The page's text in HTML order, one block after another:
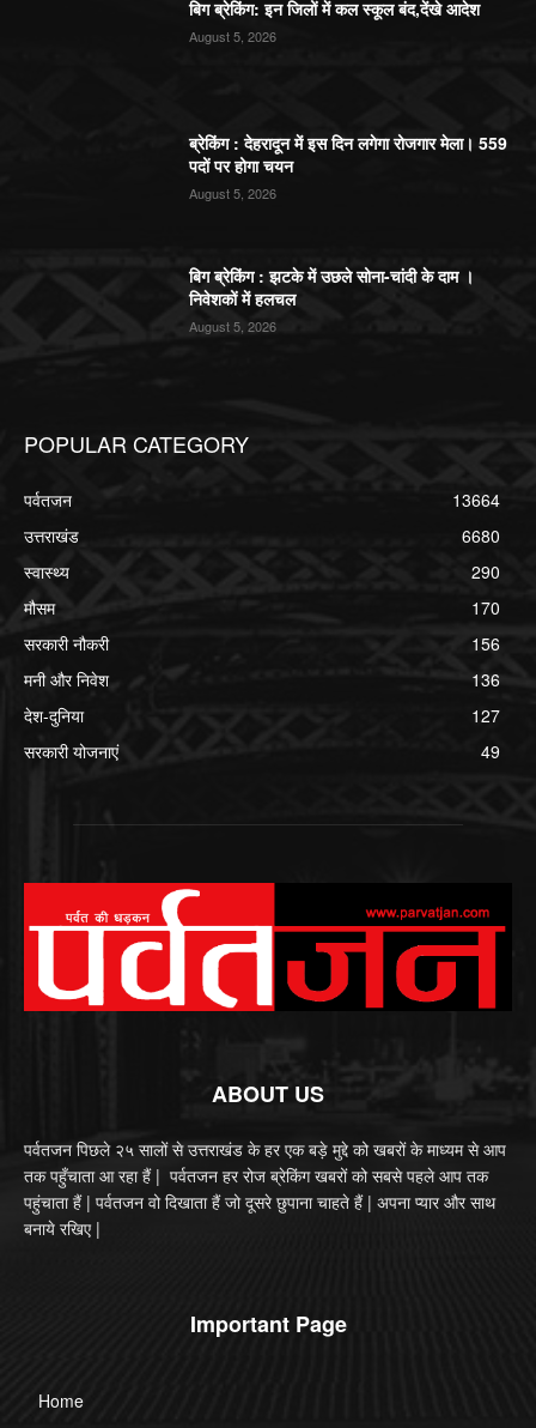
बिग ब्रेकिंग: इन जिलों में कल स्कूल बंद,देंखे आदेश
August 5, 2026
ब्रेकिंग : देहरादून में इस दिन लगेगा रोजगार मेला। 559
पदों पर होगा चयन
August 5, 2026
बिग ब्रेकिंग : झटके में उछले सोना-चांदी के दाम ।
निवेशकों में हलचल
August 5, 2026
POPULAR CATEGORY
पर्वतजन
13664
उत्तराखंड
6680
स्वास्थ्य
290
मौसम
170
सरकारी नौकरी
156
मनी और निवेश
136
देश-दुनिया
127
सरकारी योजनाएं
49
ABOUT US
पर्वतजन पिछले २५ सालों से उत्तराखंड के हर एक बड़े मुद्दे को खबरों के माध्यम से आप
तक पहुँचाता आ रहा हैं | पर्वतजन हर रोज ब्रेकिंग खबरों को सबसे पहले आप तक
पहुंचाता हैं | पर्वतजन वो दिखाता हैं जो दूसरे छुपाना चाहते हैं | अपना प्यार और साथ
बनाये रखिए |
Important Page
Home